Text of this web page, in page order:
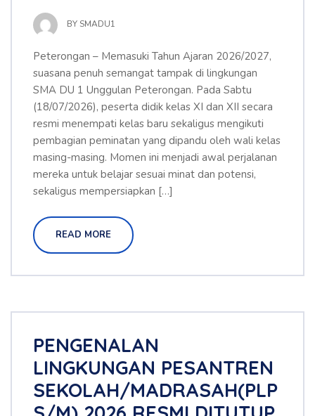
BY SMADU1
Peterongan – Memasuki Tahun Ajaran 2026/2027,
suasana penuh semangat tampak di lingkungan
SMA DU 1 Unggulan Peterongan. Pada Sabtu
(18/07/2026), peserta didik kelas XI dan XII secara
resmi menempati kelas baru sekaligus mengikuti
pembagian peminatan yang dipandu oleh wali kelas
masing-masing. Momen ini menjadi awal perjalanan
mereka untuk belajar sesuai minat dan potensi,
sekaligus mempersiapkan […]
READ MORE
PENGENALAN
LINGKUNGAN PESANTREN
SEKOLAH/MADRASAH(PLP